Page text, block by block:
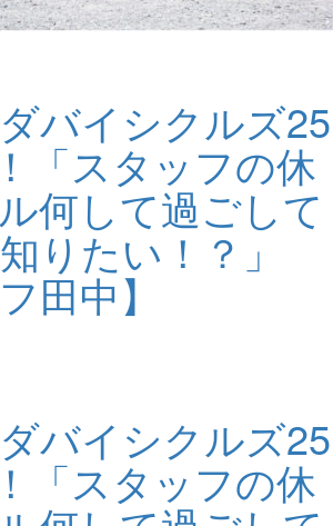
バイシクルズ25
「スタッフの休
何して過ごして
りたい！？」
田中】
バイシクルズ25
「スタッフの休